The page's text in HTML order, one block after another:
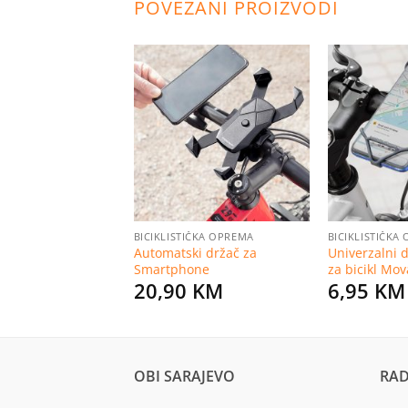
POVEZANI PROIZVODI
Dodaj
na
listu
želja
BICIKLISTIČKA OPREMA
Automatski držač za
Smartphone
20,90 KM
BICIKLISTIČKA
Univerzalni
za bicikl
6,95 KM
OBI SARAJEVO